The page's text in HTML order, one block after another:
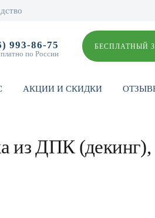
993-86-75
по России
БЕСПЛАТНЫЙ
АКЦИИ И СКИДКИ
из ДПК (декинг),